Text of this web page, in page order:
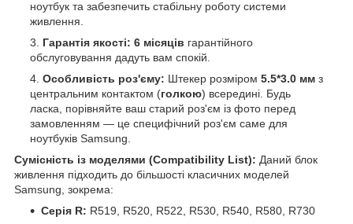
ноутбук та забезпечить стабільну роботу системи
живлення.
Гарантія якості: 6 місяців гарантійного
обслуговування дадуть вам спокій.
Особливість роз'єму: Штекер розміром 5.5*3.0 мм з
центральним контактом (голкою) всередині. Будь
ласка, порівняйте ваш старий роз'єм із фото перед
замовленням — це специфічний роз'єм саме для
ноутбуків Samsung.
Сумісність із моделями (Compatibility List): Даний блок
живлення підходить до більшості класичних моделей
Samsung, зокрема:
Серія R: R519, R520, R522, R530, R540, R580, R730